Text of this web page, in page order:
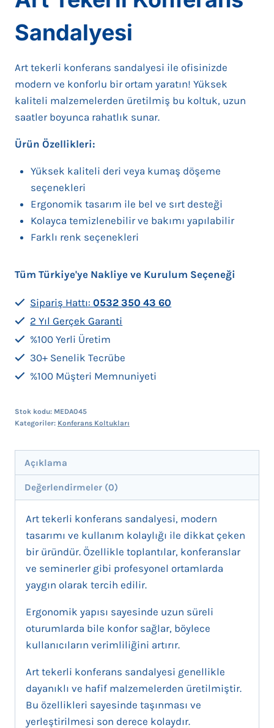
Sandalyesi
Art tekerli konferans sandalyesi ile ofisinizde
modern ve konforlu bir ortam yaratın! Yüksek
kaliteli malzemelerden üretilmiş bu koltuk, uzun
saatler boyunca rahatlık sunar.
Ürün Özellikleri:
Yüksek kaliteli deri veya kumaş döşeme
seçenekleri
Ergonomik tasarım ile bel ve sırt desteği
Kolayca temizlenebilir ve bakımı yapılabilir
Farklı renk seçenekleri
Tüm Türkiye'ye Nakliye ve Kurulum Seçeneği
Sipariş Hattı:0532 350 43 60
2 Yıl Gerçek Garanti
%100 Yerli Üretim
30+ Senelik Tecrübe
%100 Müşteri Memnuniyeti
Stok kodu: MEDA045
Kategoriler: Konferans Koltukları
Açıklama
Değerlendirmeler (0)
Art tekerli konferans sandalyesi, modern
tasarımı ve kullanım kolaylığı ile dikkat çeken
bir üründür. Özellikle toplantılar, konferanslar
ve seminerler gibi profesyonel ortamlarda
yaygın olarak tercih edilir.
Ergonomik yapısı sayesinde uzun süreli
oturumlarda bile konfor sağlar, böylece
kullanıcıların verimliliğini artırır.
Art tekerli konferans sandalyesi genellikle
dayanıklı ve hafif malzemelerden üretilmiştir.
Bu özellikleri sayesinde taşınması ve
yerleştirilmesi son derece kolaydır.